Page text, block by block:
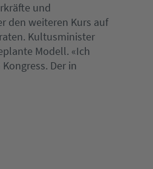
und
den weiteren Kurs auf
Kultusminister
Modell. «Ich
Der in